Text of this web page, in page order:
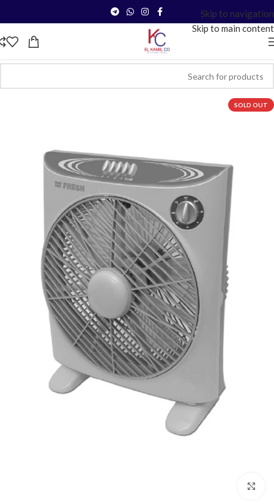
Skip to navigation
Skip to main content
SOLD OUT